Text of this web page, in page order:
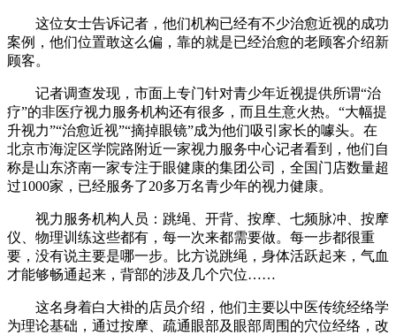
这位女士告诉记者，他们机构已经有不少治愈近视的成功
案例，他们位置敢这么偏，靠的就是已经治愈的老顾客介绍新
顾客。
记者调查发现，市面上专门针对青少年近视提供所谓“治
疗”的非医疗视力服务机构还有很多，而且生意火热。“大幅提
升视力”“治愈近视”“摘掉眼镜”成为他们吸引家长的噱头。在
北京市海淀区学院路附近一家视力服务中心记者看到，他们自
称是山东济南一家专注于眼健康的集团公司，全国门店数量超
过1000家，已经服务了20多万名青少年的视力健康。
视力服务机构人员：跳绳、开背、按摩、七频脉冲、按摩
仪、物理训练这些都有，每一次来都需要做。每一步都很重
要，没有说主要是哪一步。比方说跳绳，身体活跃起来，气血
才能够畅通起来，背部的涉及几个穴位……
这名身着白大褂的店员介绍，他们主要以中医传统经络学
为理论基础，通过按摩、疏通眼部及眼部周围的穴位经络，改